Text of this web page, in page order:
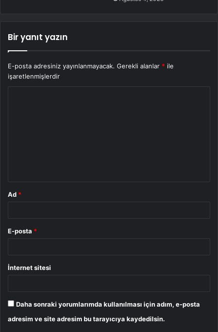
Bir yanıt yazın
E-posta adresiniz yayınlanmayacak. Gerekli alanlar * ile
işaretlenmişlerdir
Ad *
E-posta *
İnternet sitesi
Daha sonraki yorumlarımda kullanılması için adım, e-posta
adresim ve site adresim bu tarayıcıya kaydedilsin.